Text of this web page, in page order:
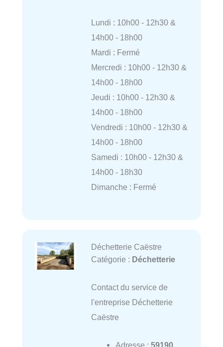
Lundi : 10h00 - 12h30 &
14h00 - 18h00
Mardi : Fermé
Mercredi : 10h00 - 12h30 &
14h00 - 18h00
Jeudi : 10h00 - 12h30 &
14h00 - 18h00
Vendredi : 10h00 - 12h30 &
14h00 - 18h00
Samedi : 10h00 - 12h30 &
14h00 - 18h30
Dimanche : Fermé
Déchetterie Caëstre
Catégorie : Déchetterie
Contact du service de
l'entreprise Déchetterie
Caëstre
Adresse : 59190